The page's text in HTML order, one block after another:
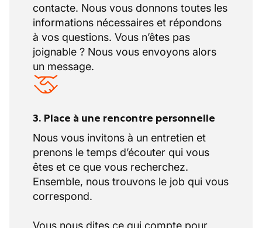
contacte. Nous vous donnons toutes les
informations nécessaires et répondons
à vos questions. Vous n’êtes pas
joignable ? Nous vous envoyons alors
un message.
3. Place à une rencontre personnelle
Nous vous invitons à un entretien et
prenons le temps d’écouter qui vous
êtes et ce que vous recherchez.
Ensemble, nous trouvons le job qui vous
correspond.
Vous nous dites ce qui compte pour